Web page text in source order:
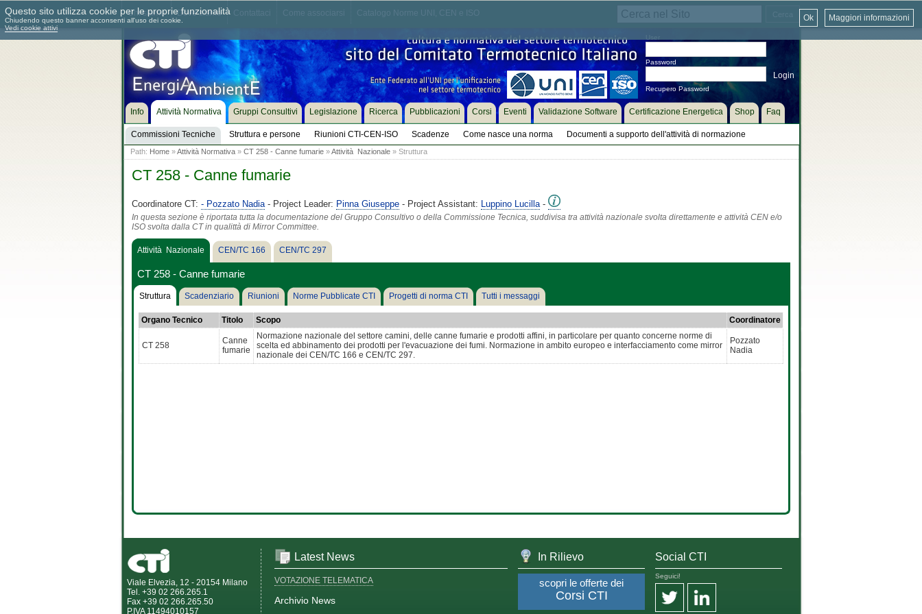
Chi siamo Dove siamo
Password
Recupero Password
Info Attività Normativa
Commissioni Tecniche Struttura e persone Riunioni CTI-CEN-ISO Scadenze Come nasce una norma Documenti a supporto dell'attività di normazione
Gruppi Consultivi Legislazione Ricerca Pubblicazioni Corsi Eventi Validazione Software Certificazione Energetica Shop Faq
Path: Home»Attività Normativa» CT 258 - Canne fumarie»Attività Nazionale» Struttura
CT 258 - Canne fumarie
Coordinatore CT: - Pozzato Nadia- Project Leader: Pinna Giuseppe- Project Assistant: Luppino Lucilla-
In questa sezione è riportata tutta la documentazione del Gruppo Consultivo o della Commissione Tecnica, suddivisa tra attività nazionale svolta direttamente e attività CEN e/o
ISO svolta dalla CT in qualittà di Mirror Committee.
Attività Nazionale CEN/TC 166 CEN/TC 297
CT 258 - Canne fumarie
Struttura Scadenziario Riunioni Norme Pubblicate CTI Progetti di norma CTI Tutti i messaggi
Organo Tecnico Titolo Scopo Coordinatore
CT 258
Canne
fumarie
Normazione nazionale del settore camini, delle canne fumarie e prodotti affini, in particolare per quanto concerne norme di
scelta ed abbinamento dei prodotti per l'evacuazione dei fumi. Normazione in ambito europeo e interfacciamento come mirror
nazionale dei CEN/TC 166 e CEN/TC 297.
Pozzato
Nadia
Viale Elvezia, 12 - 20154 Milano
Tel. +39 02 266.265.1
Fax +39 02 266.265.50
P.IVA 11494010157
Latest News
VOTAZIONE TELEMATICA
Archivio News
In Rilievo
scopri le offerte dei
Corsi CTI
Social CTI
Seguici!
Questo sito utilizza cookie per le proprie funzionalità
Chiudendo questo banner acconsenti all'uso dei cookie.
Vedi cookie attivi
Maggiori informazioni
Ok